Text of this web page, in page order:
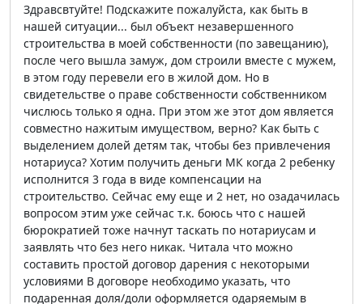
Здравсвтуйте! Подскажите пожалуйста, как быть в
нашей ситуации... был объект незавершенного
строительства в моей собственности (по завещанию),
после чего вышла замуж, дом строили вместе с мужем,
в этом году перевели его в жилой дом. Но в
свидетельстве о праве собственности собственником
числюсь только я одна. При этом же этот дом является
совместно нажитым имуществом, верно? Как быть с
выделением долей детям так, чтобы без привлечения
нотариуса? Хотим получить деньги МК когда 2 ребенку
исполнится 3 года в виде компенсации на
строительство. Сейчас ему еще и 2 нет, но озадачилась
вопросом этим уже сейчас т.к. боюсь что с нашей
бюрократией тоже начнут таскать по нотариусам и
заявлять что без него никак. Читала что можно
составить простой договор дарения с некоторыми
условиями В договоре необходимо указать, что
подаренная доля/доли оформляется одаряемым в